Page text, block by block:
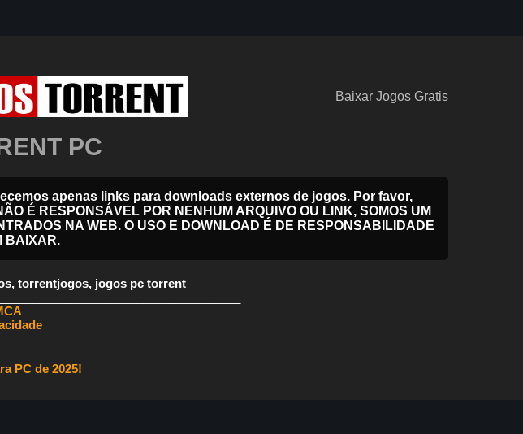
Baixar Jogos Gratis
PC
apenas links para downloads externos de jogos. Por favor,
É RESPONSÁVEL POR NENHUM ARQUIVO OU LINK, SOMOS UM
NA WEB. O USO E DOWNLOAD É DE RESPONSABILIDADE
BAIXAR.
, torrentjogos, jogos pc torrent
PC de 2025!